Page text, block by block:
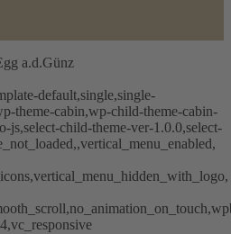
a.d.Günz
default,single,single-
theme-cabin,wp-child-theme-cabin-
js,select-child-theme-ver-1.0.0,select-